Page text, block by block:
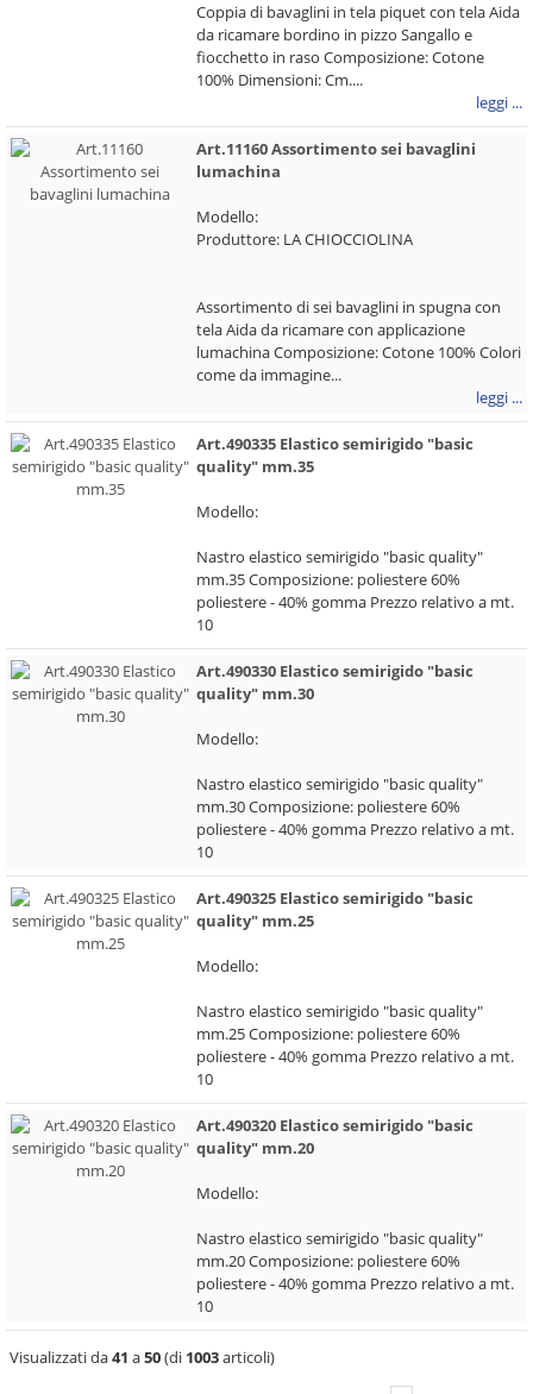
Coppia di bavaglini in tela piquet con tela Aida
da ricamare bordino in pizzo Sangallo e
fiocchetto in raso Composizione: Cotone
100% Dimensioni: Cm....
leggi ...
Art.11160 Assortimento sei bavaglini
lumachina
Modello:
Produttore: LA CHIOCCIOLINA
Assortimento di sei bavaglini in spugna con
tela Aida da ricamare con applicazione
lumachina Composizione: Cotone 100% Colori
come da immagine...
leggi ...
Art.490335 Elastico semirigido "basic
quality" mm.35
Modello:
Nastro elastico semirigido "basic quality"
mm.35 Composizione: poliestere 60%
poliestere - 40% gomma Prezzo relativo a mt.
10
Art.490330 Elastico semirigido "basic
quality" mm.30
Modello:
Nastro elastico semirigido "basic quality"
mm.30 Composizione: poliestere 60%
poliestere - 40% gomma Prezzo relativo a mt.
10
Art.490325 Elastico semirigido "basic
quality" mm.25
Modello:
Nastro elastico semirigido "basic quality"
mm.25 Composizione: poliestere 60%
poliestere - 40% gomma Prezzo relativo a mt.
10
Art.490320 Elastico semirigido "basic
quality" mm.20
Modello:
Nastro elastico semirigido "basic quality"
mm.20 Composizione: poliestere 60%
poliestere - 40% gomma Prezzo relativo a mt.
10
Visualizzati da41 a50(di 1003articoli)